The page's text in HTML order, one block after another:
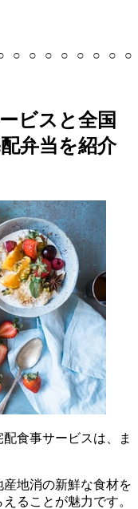
○ ○ ○ ○ ○ ○ ○ ○
ビスと全国
弁当を紹介
食事サービスは、ま
地消の新鮮な食材を
ることが魅力です。